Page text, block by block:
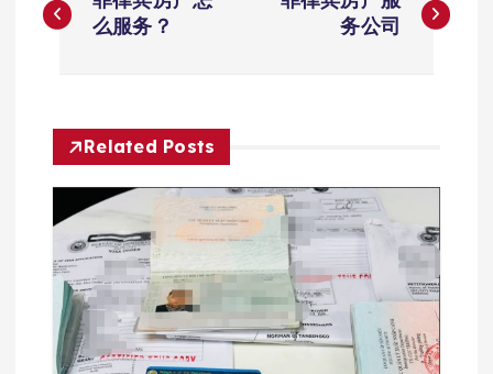
章
航
么服务？
务公司
Related Posts